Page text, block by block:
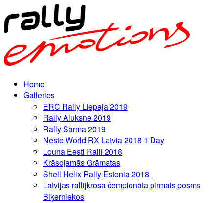
Home
Galleries
ERC Rally Liepaja 2019
Rally Aluksne 2019
Rally Sarma 2019
Neste World RX Latvia 2018 1 Day
Louna Eesti Ralli 2018
Krāsojamās Grāmatas
Shell Helix Rally Estonia 2018
Latvijas rallijkrosa čempionāta pirmais posms
Biķerniekos